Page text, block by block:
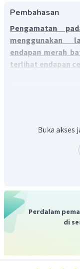
Pembahasan
Pengamatan
menggunakan
endapan merah
terlihat endapan
Benedict dan
karbohidrat
monosakarida
juga dengan
oksidator kuat
Buka akses
Perdalam
di